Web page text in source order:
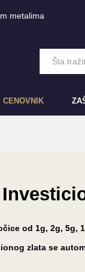
metalima
CENOVNIK
od 1g, 2g, 5g,
zlata se